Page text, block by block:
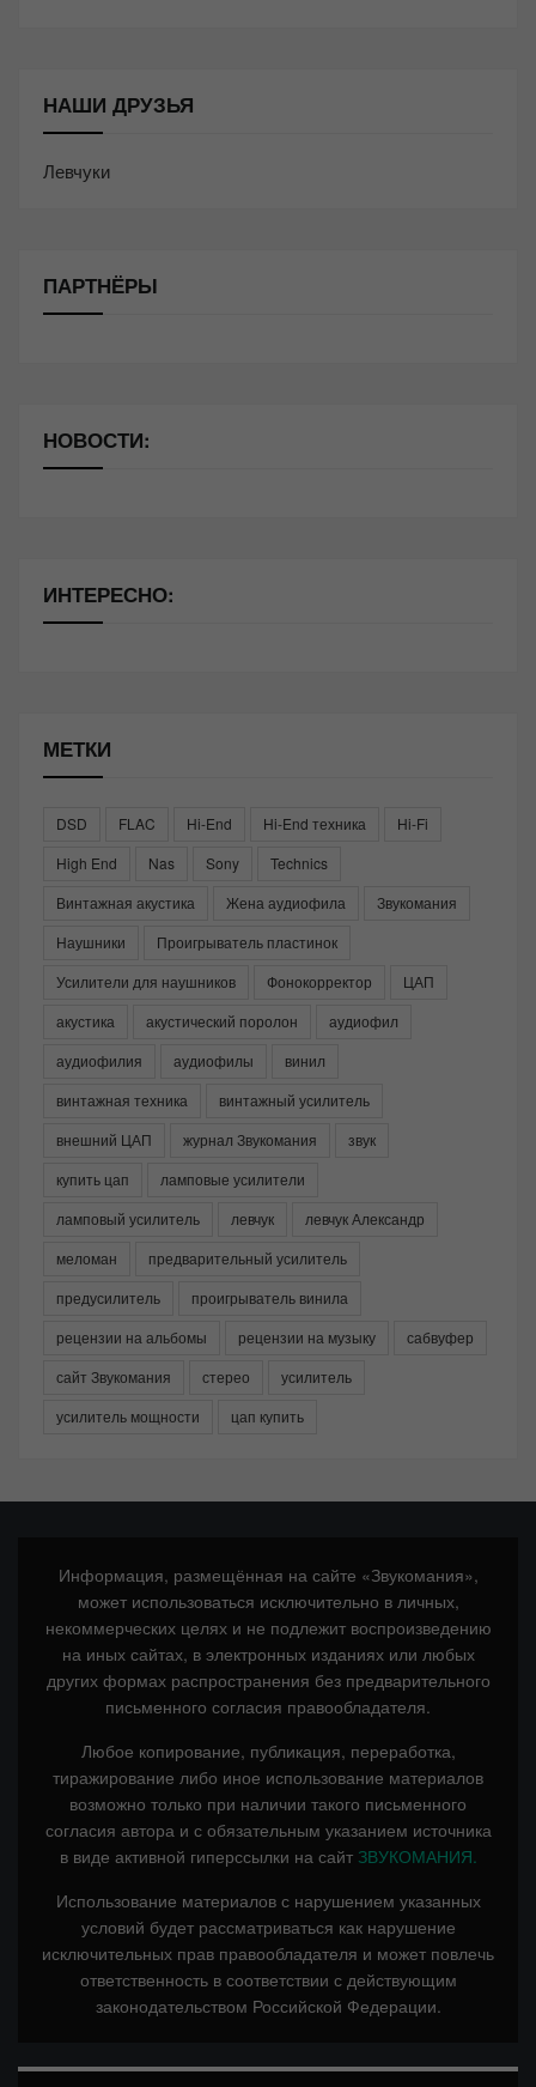
НАШИ ДРУЗЬЯ
Левчуки
ПАРТНЁРЫ
НОВОСТИ:
ИНТЕРЕСНО:
МЕТКИ
DSD FLAC Hi-End Hi-End техника
Hi-Fi
High End
Nas Sony
Technics
Винтажная акустика
Жена аудиофила
Звукомания
Наушники
Проигрыватель пластинок
Усилители для наушников
Фонокорректор
ЦАП
акустика
акустический поролон
аудиофил
аудиофилия
аудиофилы
винил
винтажная техника
винтажный усилитель
внешний ЦАП
журнал Звукомания
звук
купить цап
ламповые усилители
ламповый усилитель
левчук
левчук Александр
меломан
предварительный усилитель
предусилитель
проигрыватель винила
рецензии на альбомы
рецензии на музыку
сабвуфер
сайт Звукомания
стерео
усилитель
усилитель мощности
цап купить
Информация, размещённая на сайте «Звукомания»,
может использоваться исключительно в личных,
некоммерческих целях и не подлежит воспроизведению
на иных сайтах, в электронных изданиях или любых
других формах распространения без предварительного
письменного согласия правообладателя.
Любое копирование, публикация, переработка,
тиражирование либо иное использование материалов
возможно только при наличии такого письменного
согласия автора и с обязательным указанием источника
в виде активной гиперссылки на сайт ЗВУКОМАНИЯ.
Использование материалов с нарушением указанных
условий будет рассматриваться как нарушение
исключительных прав правообладателя и может повлечь
ответственность в соответствии с действующим
законодательством Российской Федерации.